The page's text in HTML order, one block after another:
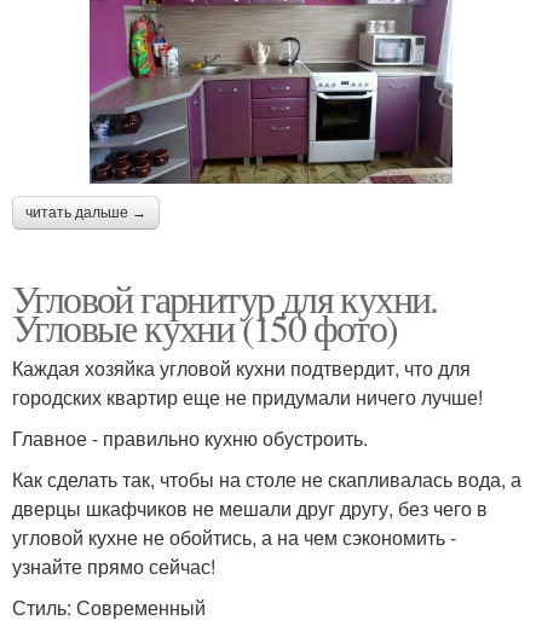
читать дальше →
Угловой гарнитур для кухни.
Угловые кухни (150 фото)
Каждая хозяйка угловой кухни подтвердит, что для
городских квартир еще не придумали ничего лучше!
Главное - правильно кухню обустроить.
Как сделать так, чтобы на столе не скапливалась вода, а
дверцы шкафчиков не мешали друг другу, без чего в
угловой кухне не обойтись, а на чем сэкономить -
узнайте прямо сейчас!
Стиль: Современный